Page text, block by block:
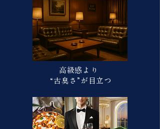
高級感より
“古臭さ”が目立つ